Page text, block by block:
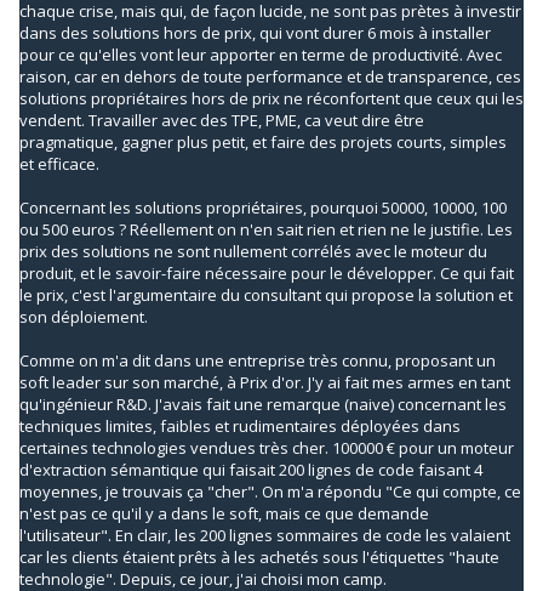
chaque crise, mais qui, de façon lucide, ne sont pas prètes à investir
dans des solutions hors de prix, qui vont durer 6 mois à installer
pour ce qu'elles vont leur apporter en terme de productivité. Avec
raison, car en dehors de toute performance et de transparence, ces
solutions propriétaires hors de prix ne réconfortent que ceux qui les
vendent. Travailler avec des TPE, PME, ca veut dire être
pragmatique, gagner plus petit, et faire des projets courts, simples
et efficace.
Concernant les solutions propriétaires, pourquoi 50000, 10000, 100
ou 500 euros ? Réellement on n'en sait rien et rien ne le justifie. Les
prix des solutions ne sont nullement corrélés avec le moteur du
produit, et le savoir-faire nécessaire pour le développer. Ce qui fait
le prix, c'est l'argumentaire du consultant qui propose la solution et
son déploiement.
Comme on m'a dit dans une entreprise très connu, proposant un
soft leader sur son marché, à Prix d'or. J'y ai fait mes armes en tant
qu'ingénieur R&D. J'avais fait une remarque (naive) concernant les
techniques limites, faibles et rudimentaires déployées dans
certaines technologies vendues très cher. 100000 € pour un moteur
d'extraction sémantique qui faisait 200 lignes de code faisant 4
moyennes, je trouvais ça "cher". On m'a répondu "Ce qui compte, ce
n'est pas ce qu'il y a dans le soft, mais ce que demande
l'utilisateur". En clair, les 200 lignes sommaires de code les valaient
car les clients étaient prêts à les achetés sous l'étiquettes "haute
technologie". Depuis, ce jour, j'ai choisi mon camp.